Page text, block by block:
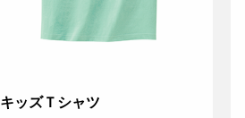
キッズＴシャツ